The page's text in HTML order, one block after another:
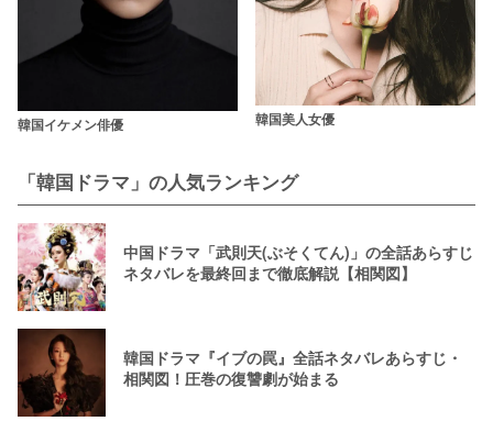
韓国イケメン俳優 韓国美人女優
「韓国ドラマ」の人気ランキング
中国ドラマ「武則天(ぶそくてん)」の全話あらすじ
ネタバレを最終回まで徹底解説【相関図】
韓国ドラマ『イブの罠』全話ネタバレあらすじ・
相関図！圧巻の復讐劇が始まる